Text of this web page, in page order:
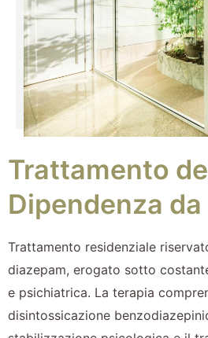
Trattamento
Dipendenza
Trattamento residenziale
diazepam, erogato sotto
e psichiatrica. La terapia
disintossicazione